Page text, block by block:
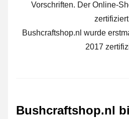
Vorschriften. Der Online-
Bushcraftshop.nl wurde
2017
Bushcraftshop.nl